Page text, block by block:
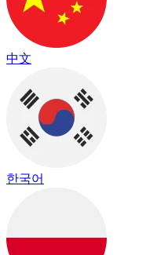
中文
한국어